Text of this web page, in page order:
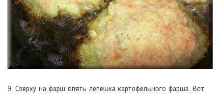
9. Сверху на фарш опять лепешка картофельного фарша. Вот